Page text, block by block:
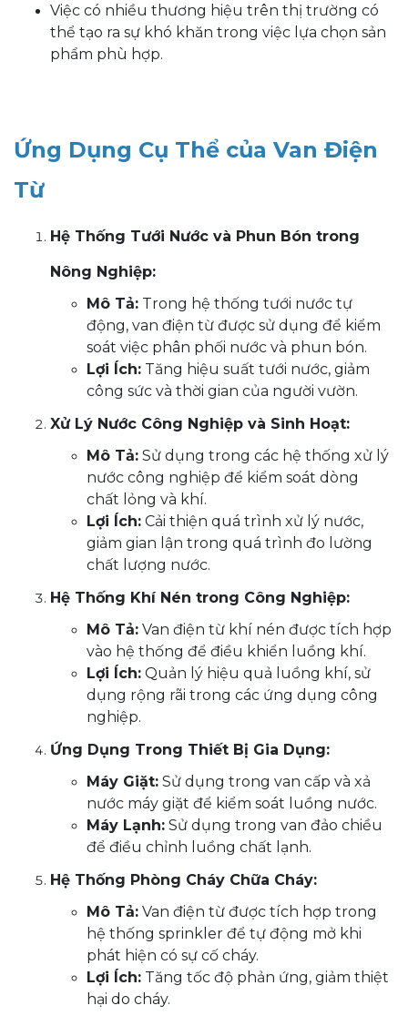
Việc có nhiều thương hiệu trên thị trường có
thể tạo ra sự khó khăn trong việc lựa chọn sản
phẩm phù hợp.
Ứng Dụng Cụ Thể của Van Điện
Từ
Hệ Thống Tưới Nước và Phun Bón trong
Nông Nghiệp:
Mô Tả: Trong hệ thống tưới nước tự
động, van điện từ được sử dụng để kiểm
soát việc phân phối nước và phun bón.
Lợi Ích: Tăng hiệu suất tưới nước, giảm
công sức và thời gian của người vườn.
Xử Lý Nước Công Nghiệp và Sinh Hoạt:
Mô Tả: Sử dụng trong các hệ thống xử lý
nước công nghiệp để kiểm soát dòng
chất lỏng và khí.
Lợi Ích: Cải thiện quá trình xử lý nước,
giảm gian lận trong quá trình đo lường
chất lượng nước.
Hệ Thống Khí Nén trong Công Nghiệp:
Mô Tả: Van điện từ khí nén được tích hợp
vào hệ thống để điều khiển luồng khí.
Lợi Ích: Quản lý hiệu quả luồng khí, sử
dụng rộng rãi trong các ứng dụng công
nghiệp.
Ứng Dụng Trong Thiết Bị Gia Dụng:
Máy Giặt: Sử dụng trong van cấp và xả
nước máy giặt để kiểm soát luồng nước.
Máy Lạnh: Sử dụng trong van đảo chiều
để điều chỉnh luồng chất lạnh.
Hệ Thống Phòng Cháy Chữa Cháy:
Mô Tả: Van điện từ được tích hợp trong
hệ thống sprinkler để tự động mở khi
phát hiện có sự cố cháy.
Lợi Ích: Tăng tốc độ phản ứng, giảm thiệt
hại do cháy.